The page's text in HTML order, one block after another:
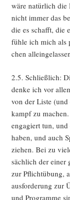
wäre natür­lich die
nicht immer das
die es schafft, die
füh­le ich mich als
chen
2.5. Schließ­lich:
den­ke ich vor
von der Lis­te
kampf zu
enga­giert tun, und
haben, und auch
zie­hen. Bei zu
säch­lich der einer
zur Pflicht­übung,
aus­for­de­rung zur
und Pro­gram­me